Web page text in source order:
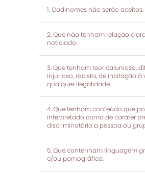
Codinomes não serão aceitos.
Que não tenham relação
noticiado.
Que tenham teor calunioso,
injurioso, racista, de incitação à
qualquer ilegalidade.
Que tenham conteúdo que
interpretado como de caráter
discriminatório a pessoa ou
Que contenham linguagem
e/ou pornográfica.